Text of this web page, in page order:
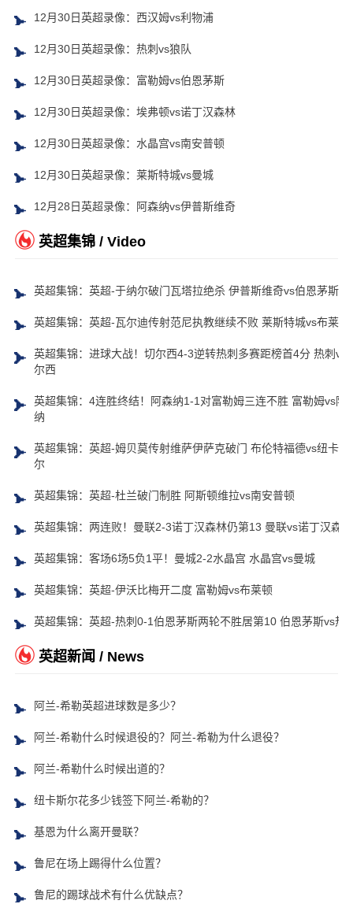
12月30日英超录像：西汉姆vs利物浦
12月30日英超录像：热刺vs狼队
12月30日英超录像：富勒姆vs伯恩茅斯
12月30日英超录像：埃弗顿vs诺丁汉森林
12月30日英超录像：水晶宫vs南安普顿
12月30日英超录像：莱斯特城vs曼城
12月28日英超录像：阿森纳vs伊普斯维奇
英超集锦 / Video
英超集锦：英超-于纳尔破门瓦塔拉绝杀 伊普斯维奇vs伯恩茅斯
英超集锦：英超-瓦尔迪传射范尼执教继续不败 莱斯特城vs布莱顿
英超集锦：进球大战！切尔西4-3逆转热刺多赛距榜首4分 热刺vs
尔西
英超集锦：4连胜终结！阿森纳1-1对富勒姆三连不胜 富勒姆vs阿
纳
英超集锦：英超-姆贝莫传射维萨伊萨克破门 布伦特福德vs纽卡斯
尔
英超集锦：英超-杜兰破门制胜 阿斯顿维拉vs南安普顿
英超集锦：两连败！曼联2-3诺丁汉森林仍第13 曼联vs诺丁汉森林
英超集锦：客场6场5负1平！曼城2-2水晶宫 水晶宫vs曼城
英超集锦：英超-伊沃比梅开二度 富勒姆vs布莱顿
英超集锦：英超-热刺0-1伯恩茅斯两轮不胜居第10 伯恩茅斯vs热
英超新闻 / News
阿兰-希勒英超进球数是多少？
阿兰-希勒什么时候退役的？阿兰-希勒为什么退役？
阿兰-希勒什么时候出道的？
纽卡斯尔花多少钱签下阿兰-希勒的？
基恩为什么离开曼联？
鲁尼在场上踢得什么位置？
鲁尼的踢球战术有什么优缺点？